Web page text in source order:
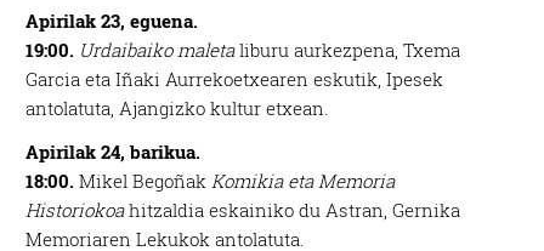
Apirilak 23, eguena.
19:00. Urdaibaiko maletaliburu aurkezpena, Txema
Garcia eta Iñaki Aurrekoetxearen eskutik, Ipesek
antolatuta, Ajangizko kultur etxean.
Apirilak 24, barikua.
18:00. Mikel BegoñakKomikia eta Memoria
Historiokoahitzaldia eskainiko du Astran, Gernika
Memoriaren Lekukok antolatuta.